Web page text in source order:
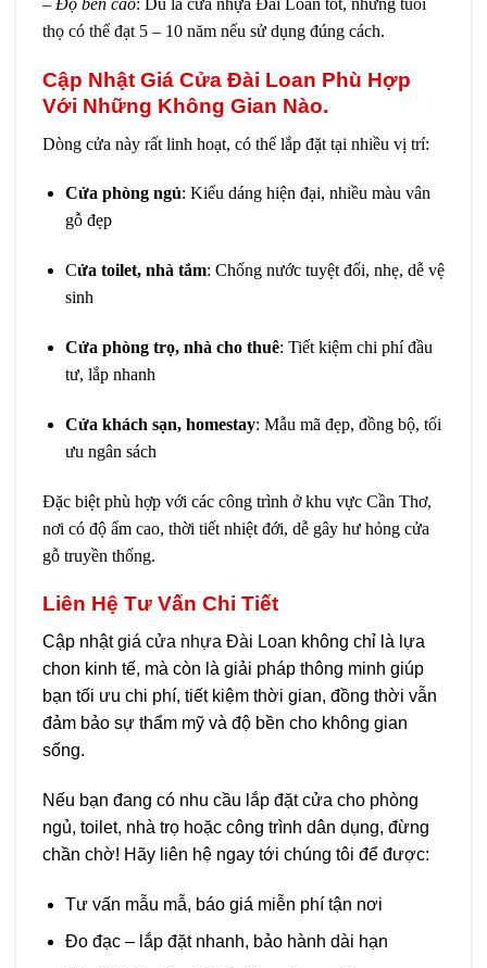
– Độ bền cao: Dù là cửa nhựa Đài Loan tốt, nhưng tuổi
thọ có thể đạt 5 – 10 năm nếu sử dụng đúng cách.
Cập Nhật Giá Cửa Đài Loan Phù Hợp
Với Những Không Gian Nào.
Dòng cửa này rất linh hoạt, có thể lắp đặt tại nhiều vị trí:
Cửa phòng ngủ: Kiểu dáng hiện đại, nhiều màu vân
gỗ đẹp
Cửa toilet, nhà tắm: Chống nước tuyệt đối, nhẹ, dễ vệ
sinh
Cửa phòng trọ, nhà cho thuê: Tiết kiệm chi phí đầu
tư, lắp nhanh
Cửa khách sạn, homestay: Mẫu mã đẹp, đồng bộ, tối
ưu ngân sách
Đặc biệt phù hợp với các công trình ở khu vực Cần Thơ,
nơi có độ ẩm cao, thời tiết nhiệt đới, dễ gây hư hỏng cửa
gỗ truyền thống.
Liên Hệ Tư Vấn Chi Tiết
Cập nhậtgiá cửa nhựa Đài Loan không chỉ là lựa
chon kinh tế, mà còn là giải pháp thông minh giúp
bạn tối ưu chi phí, tiết kiệm thời gian, đồng thời vẫn
đảm bảo sự thẩm mỹ và độ bền cho không gian
sống.
Nếu bạn đang có nhu cầu lắp đặt cửa cho phòng
ngủ, toilet, nhà trọ hoặc công trình dân dụng, đừng
chần chờ! Hãy liên hệ ngay tới chúng tôi để được:
Tư vấn mẫu mẫ, báo giá miễn phí tận nơi
Đo đạc – lắp đặt nhanh, bảo hành dài hạn